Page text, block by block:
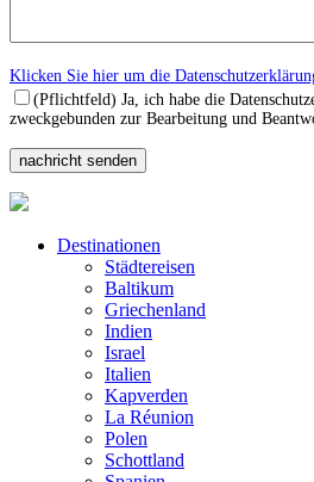
Klicken Sie hier um die
(Pflichtfeld) Ja, ich habe die
zweckgebunden zur Bearbeitung und
Destinationen
Städtereisen
Baltikum
Griechenland
Indien
Israel
Italien
Kapverden
La Réunion
Polen
Schottland